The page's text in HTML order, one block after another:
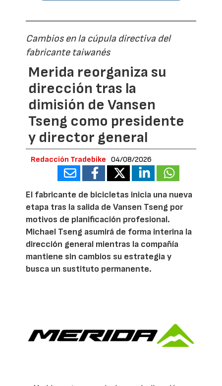
Cambios en la cúpula directiva del
fabricante taiwanés
Merida reorganiza su
dirección tras la
dimisión de Vansen
Tseng como presidente
y director general
Redacción Tradebike 04/08/2026
El fabricante de bicicletas inicia una nueva
etapa tras la salida de Vansen Tseng por
motivos de planificación profesional.
Michael Tseng asumirá de forma interina la
dirección general mientras la compañía
mantiene sin cambios su estrategia y
busca un sustituto permanente.